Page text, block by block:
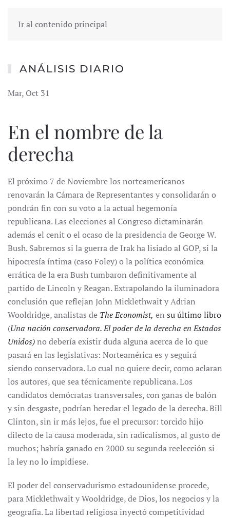
Ir al contenido principal
ANÁLISIS DIARIO
Mar, Oct 31
En el nombre de la
derecha
El próximo 7 de Noviembre los norteamericanos
renovarán la Cámara de Representantes y consolidarán o
pondrán fin con su voto a la actual hegemonía
republicana. Las elecciones al Congreso dictaminarán
además el cenit o el ocaso de la presidencia de George W.
Bush. Sabremos si la guerra de Irak ha lisiado al GOP, si la
hipocresía íntima (caso Foley) o la política económica
errática de la era Bush tumbaron definitivamente al
partido de Lincoln y Reagan. Extrapolando la iluminadora
conclusión que reflejan John Micklethwait y Adrian
Wooldridge, analistas de The Economist, en su último libro
(Una nación conservadora. El poder de la derecha en Estados
Unidos)no debería existir duda alguna acerca de lo que
pasará en las legislativas: Norteamérica es y seguirá
siendo conservadora. Lo cual no quiere decir, como aclaran
los autores, que sea técnicamente republicana. Los
candidatos demócratas transversales, con ganas de balón
y sin desgaste, podrían heredar el legado de la derecha. Bill
Clinton, sin ir más lejos, fue el precursor: torcido hijo
dilecto de la causa moderada, sin radicalismos, al gusto de
muchos; habría ganado en 2000 su segunda reelección si
la ley no lo impidiese.
El poder del conservadurismo estadounidense procede,
para Micklethwait y Wooldridge, de Dios, los negocios y la
geografía. La libertad religiosa inyectó competitividad